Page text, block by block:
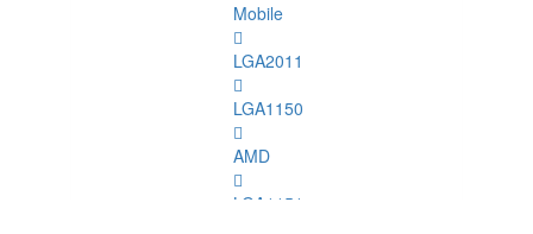
Mobile
LGA2011
LGA1150
AMD
LGA1151